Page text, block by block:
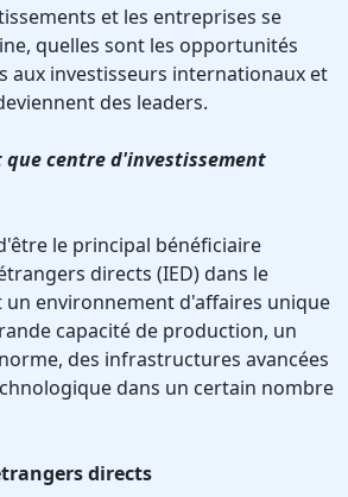
et les entreprises se
quelles sont les opportunités
aux investisseurs internationaux et
des leaders.
que centre d'investissement
le principal bénéficiaire
directs (IED) dans le
un environnement d'affaires unique
capacité de production, un
des infrastructures avancées
dans un certain nombre
directs